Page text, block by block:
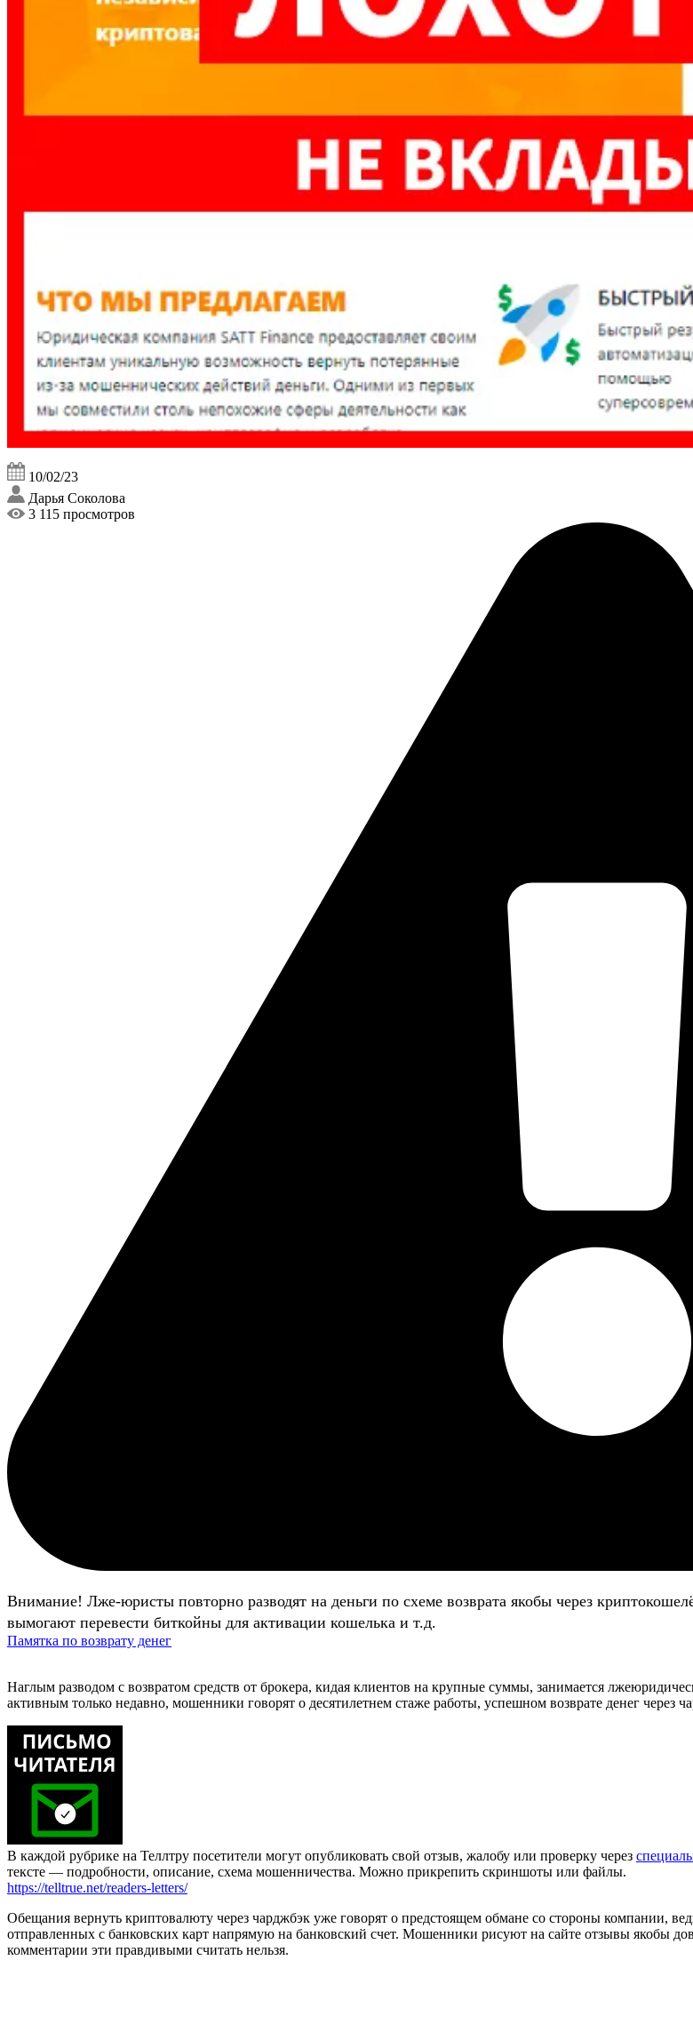
10/02/23
Дарья Соколова
3 115 просмотров
Внимание! Лже-юристы повторно разводят на деньги по схеме возврата якобы через
вымогают перевести биткойны для активации кошелька и т.д.
Памятка по возврату денег
Наглым разводом с возвратом средств от брокера, кидая клиентов на крупные суммы, занимается
активным только недавно, мошенники говорят о десятилетнем стаже работы, успешном возврате денег через
В каждой рубрике на Теллтру посетители могут опубликовать свой отзыв, жалобу или проверку через
тексте — подробности, описание, схема мошенничества. Можно прикрепить скриншоты или файлы.
https://telltrue.net/readers-letters/
Обещания вернуть криптовалюту через чарджбэк уже говорят о предстоящем обмане со стороны компании,
отправленных с банковских карт напрямую на банковский счет. Мошенники рисуют на сайте отзывы якобы
комментарии эти правдивыми считать нельзя.